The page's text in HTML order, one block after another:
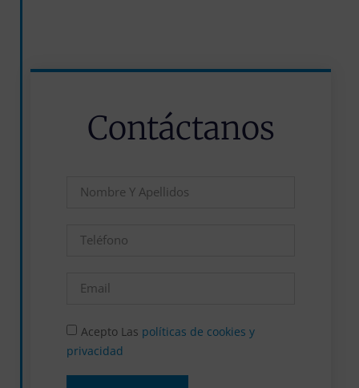
Contáctanos
Acepto Las políticas de cookies y
privacidad